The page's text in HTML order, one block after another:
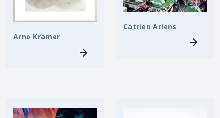
Arno Kramer
Catrien Ariens